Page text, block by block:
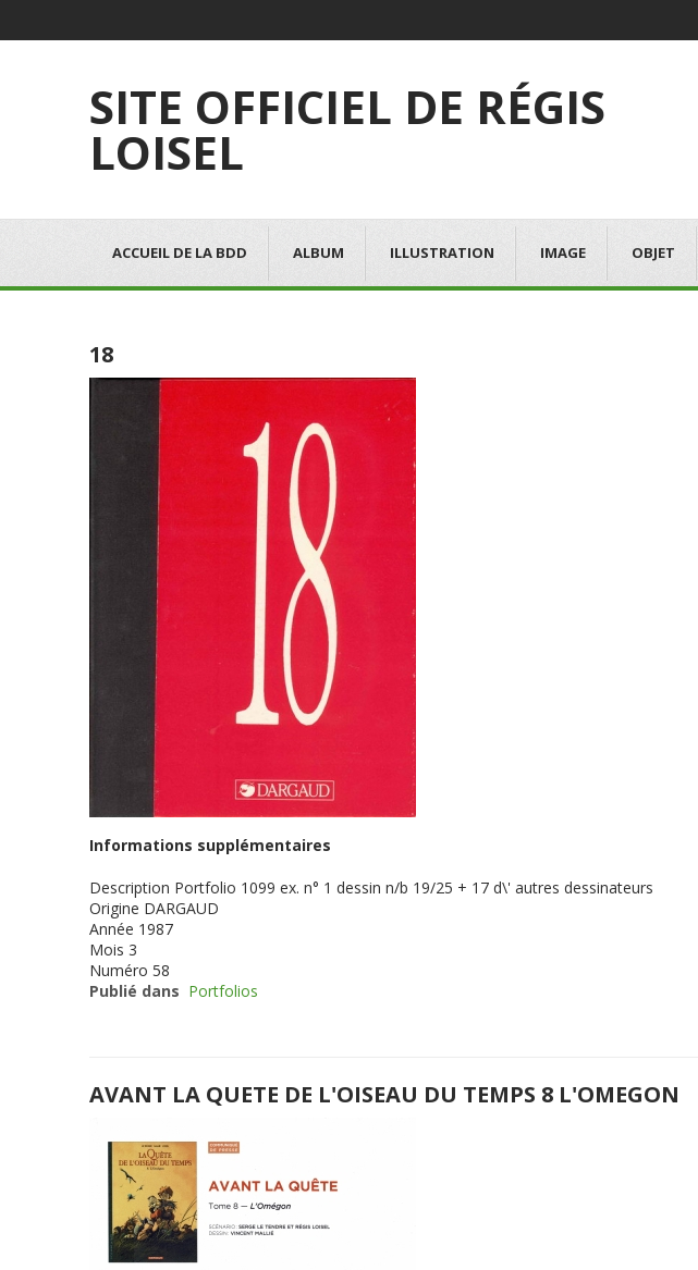
SITE OFFICIEL DE RÉGIS
LOISEL
ACCUEIL DE LA BDD ALBUM ILLUSTRATION IMAGE OBJET
18
Informations supplémentaires
Description Portfolio 1099 ex. n° 1 dessin n/b 19/25 + 17 d\' autres dessinateurs
Origine DARGAUD
Année 1987
Mois 3
Numéro 58
Publié dans Portfolios
AVANT LA QUETE DE L'OISEAU DU TEMPS 8 L'OMEGON